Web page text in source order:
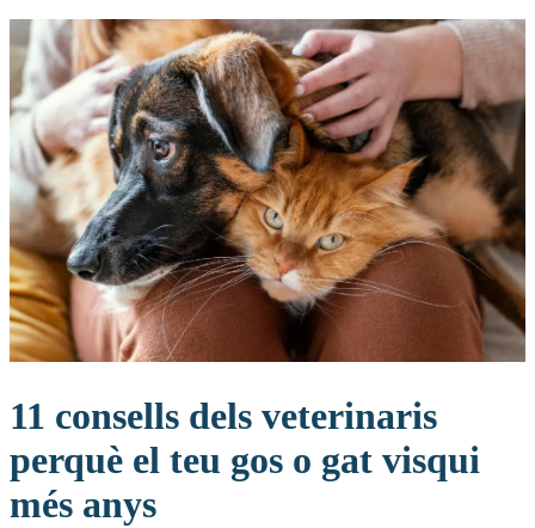
11 consells dels veterinaris
perquè el teu gos o gat visqui
més anys